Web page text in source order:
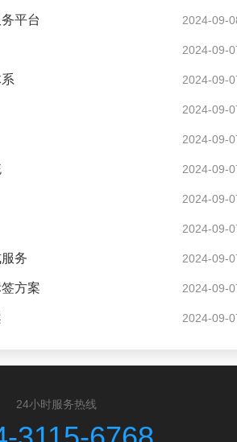
平台 2024-09-
2024-09-
2024-09-
2024-09-
2024-09-
2024-09-
2024-09-
2024-09-
务 2024-09-
方案 2024-09-
2024-09-
24小时服务热线